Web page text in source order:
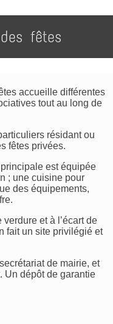
fêtes
accueille différentes
tout au long de
résidant ou
fêtes privées.
est équipée
; une cuisine pour
des équipements,
et à l’écart de
fait un site privilégié et
de mairie, et
Un dépôt de garantie